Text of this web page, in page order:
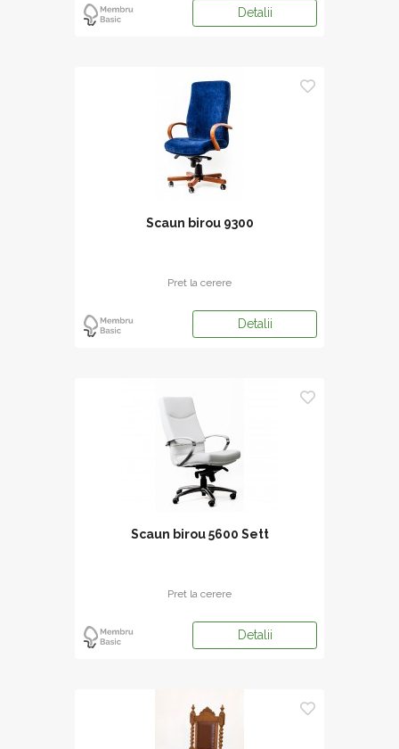
Detalii
Scaun birou 9300
Pret la cerere
Detalii
Scaun birou 5600 Sett
Pret la cerere
Detalii